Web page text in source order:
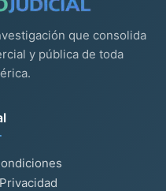
que consolida
y pública de toda